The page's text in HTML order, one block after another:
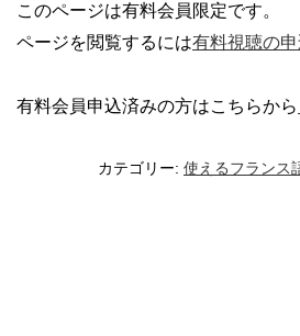
このページは有料会員限定です。
ページを閲覧するには有料視聴の申
有料会員申込済みの方はこちらから
カテゴリー: 使えるフランス